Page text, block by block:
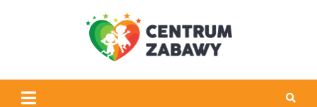
centrumzabawy.pl